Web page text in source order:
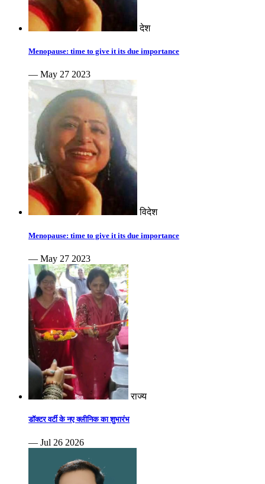
देश
Menopause: time to give it its due importance
— May 27 2023
विदेश
Menopause: time to give it its due importance
— May 27 2023
राज्य
डॉक्टर वर्टी के नए क्लीनिक का शुभारंभ
— Jul 26 2026